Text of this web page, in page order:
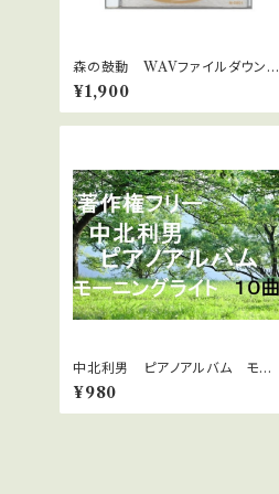
森の鼓動 WAVファイルダウンロ
ード版 癒しのピアノ 中北利男
¥1,900
中北利男 ピアノアルバム モー
ニングライト
¥980